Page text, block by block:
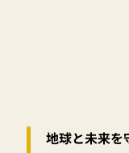
地球と未来を